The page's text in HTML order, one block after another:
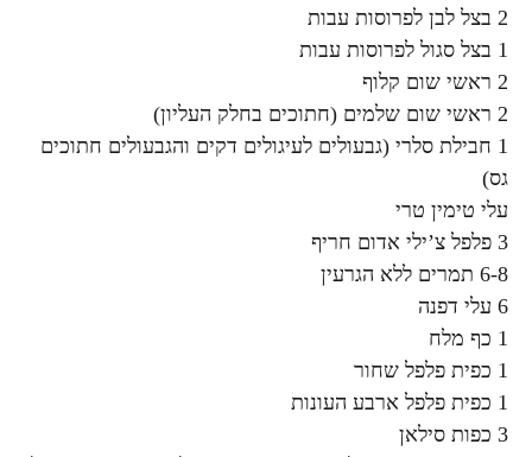
2 בצל לבן לפרוסות עבות
1 בצל סגול לפרוסות עבות
2 ראשי שום קלוף
2 ראשי שום שלמים (חתוכים בחלק העליון)
1 חבילת סלרי (גבעולים לעיגולים דקים והגבעולים חתוכים
גס)
עלי טימין טרי
3 פלפל צ’ילי אדום חריף
6-8 תמרים ללא הגרעין
6 עלי דפנה
1 כף מלח
1 כפית פלפל שחור
1 כפית פלפל ארבע העונות
3 כפות סילאן